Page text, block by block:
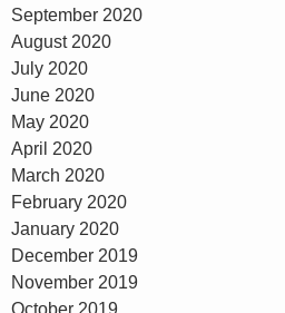
September 2020
August 2020
July 2020
June 2020
May 2020
April 2020
March 2020
February 2020
January 2020
December 2019
November 2019